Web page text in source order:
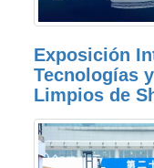
Exposición
Tecnologías
Limpios de